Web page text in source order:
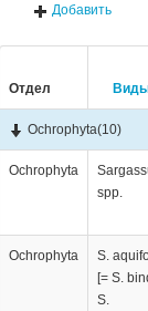
Добавить
Отдел
Ochrophyta(10)
Ochrophyta
spp.
Ochrophyta
S.
[= S.
S.